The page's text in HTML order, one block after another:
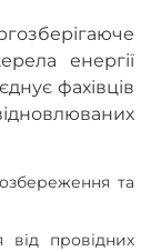
енергії
фахівців
та
від провідних